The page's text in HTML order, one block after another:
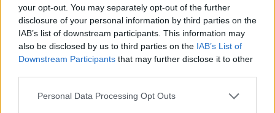
your opt-out. You may separately opt-out of the further
disclosure of your personal information by third parties on the
IAB’s list of downstream participants. This information may
also be disclosed by us to third parties on the IAB’s List of
Downstream Participants that may further disclose it to other
Please note that this website/app uses one or more Google
Personal Data Processing Opt Outs